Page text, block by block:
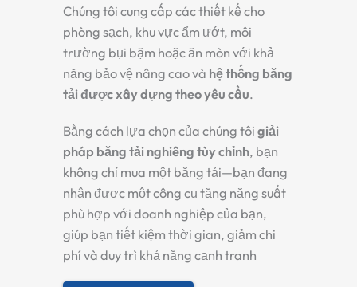
Chúng tôi cung cấp các thiết kế cho
phòng sạch, khu vực ẩm ướt, môi
trường bụi bặm hoặc ăn mòn với khả
năng bảo vệ nâng cao và hệ thống băng
tải được xây dựng theo yêu cầu.
Bằng cách lựa chọn của chúng tôi giải
pháp băng tải nghiêng tùy chỉnh, bạn
không chỉ mua một băng tải—bạn đang
nhận được một công cụ tăng năng suất
phù hợp với doanh nghiệp của bạn,
giúp bạn tiết kiệm thời gian, giảm chi
phí và duy trì khả năng cạnh tranh